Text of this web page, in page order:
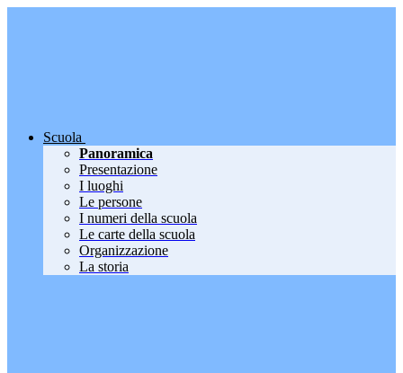
Scuola
Panoramica
Presentazione
I luoghi
Le persone
I numeri della scuola
Le carte della scuola
Organizzazione
La storia